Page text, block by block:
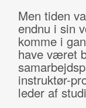
Men tiden
endnu i sin
komme i
have været
instruktør-
leder af